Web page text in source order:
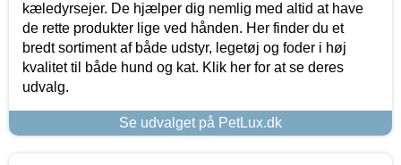
kæledyrsejer. De hjælper dig nemlig med altid at have
de rette produkter lige ved hånden. Her finder du et
bredt sortiment af både udstyr, legetøj og foder i høj
kvalitet til både hund og kat. Klik her for at se deres
udvalg.
Se udvalget på PetLux.dk